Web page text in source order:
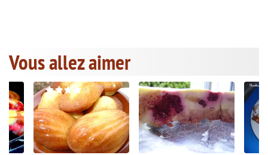
Vous allez aimer